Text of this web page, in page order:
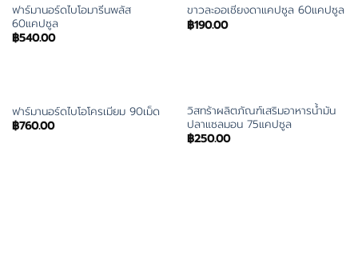
ฟาร์มานอร์ดไบโอมารีนพลัส
60แคปซูล
฿540.00
ขาวละออเชียงดาแคปซูล 60แคปซูล
฿190.00
ฟาร์มานอร์ดไบโอโครเมียม 90เม็ด
฿760.00
วิสทร้าผลิตภัณฑ์เสริมอาหารน้ำมัน
ปลาแซลมอน 75แคปซูล
฿250.00